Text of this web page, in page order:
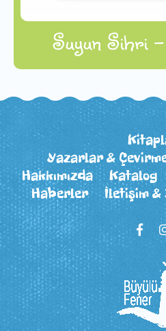
Suyun Sihri
Yazarlar &
Hakkımızda
Katalog
Haberler
İletişim &